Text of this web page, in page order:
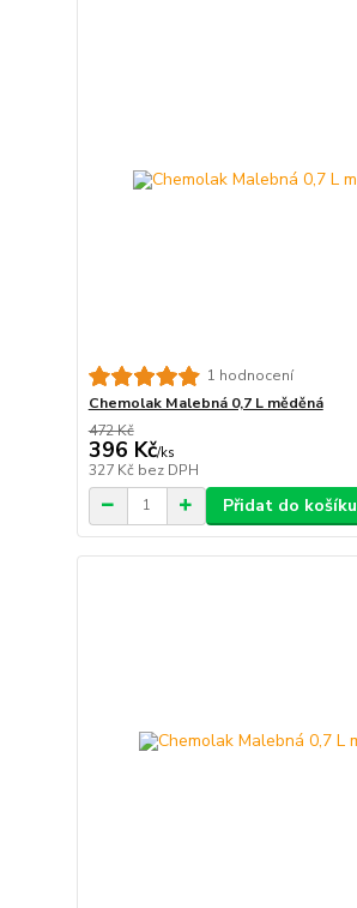
1 hodnocení
Chemolak Malebná 0,7 L měděná
472 Kč
396 Kč/ks
327 Kč bez DPH
Přidat do košíku